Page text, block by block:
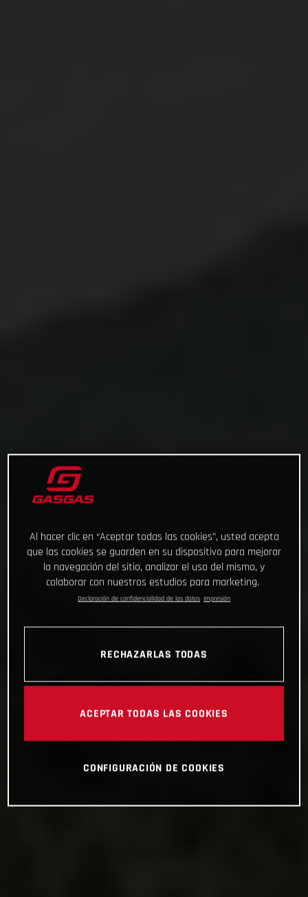
Al hacer clic en “Aceptar todas las cookies”, usted acepta
que las cookies se guarden en su dispositivo para mejorar
la navegación del sitio, analizar el uso del mismo, y
colaborar con nuestros estudios para marketing.
Declaración de confidencialidad de los datos Impresión
RECHAZARLAS TODAS
ACEPTAR TODAS LAS COOKIES
CONFIGURACIÓN DE COOKIES